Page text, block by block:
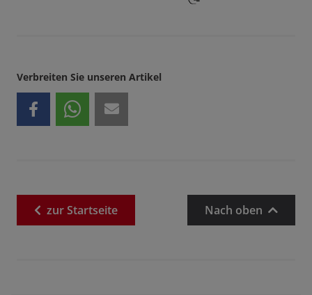
Verbreiten Sie unseren Artikel
zurStartseite Nach oben